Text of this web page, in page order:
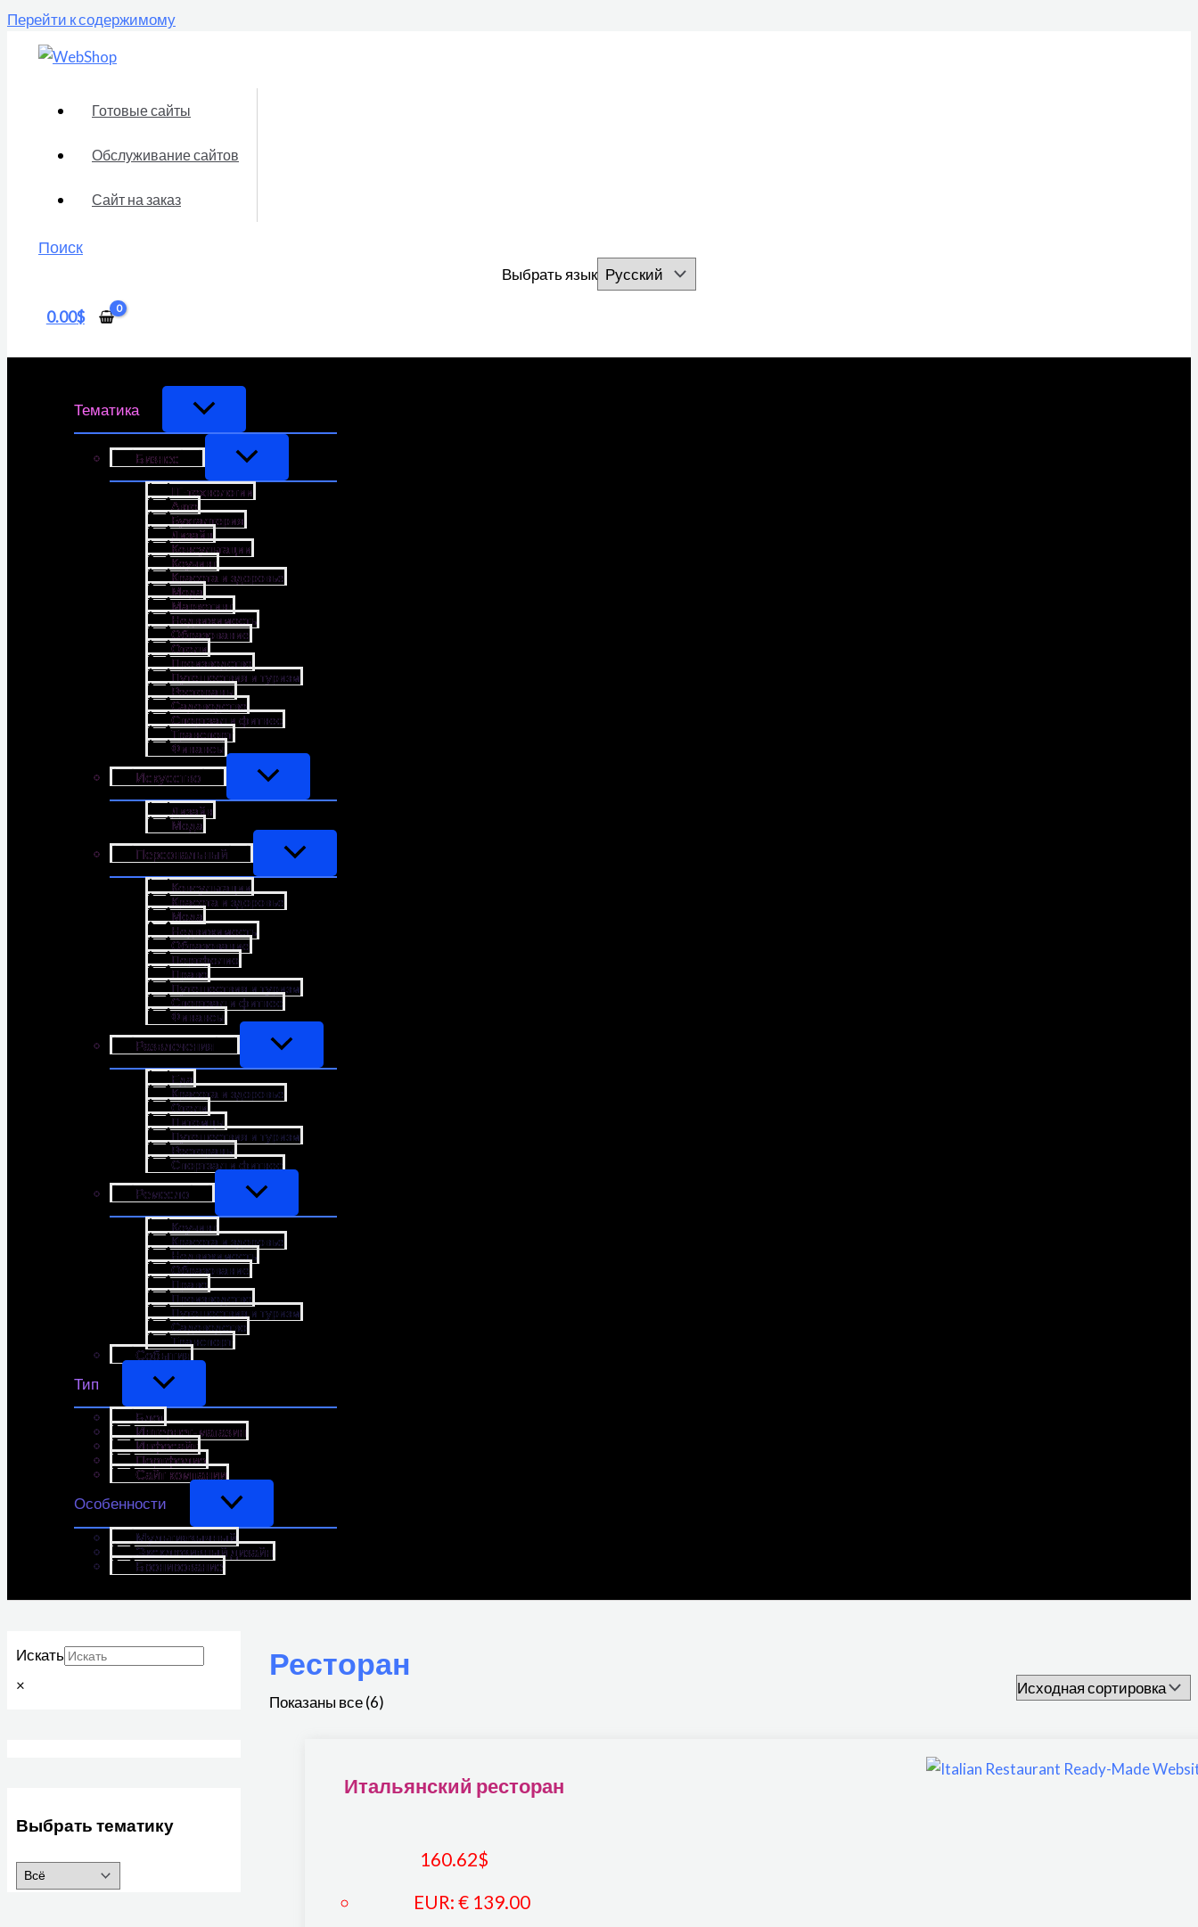
Перейти к содержимому
Готовые сайты
Обслуживание сайтов
Сайт на заказ
Поиск
Выбрать язык
0.00$
Тематика
Бизнес
IT-технологии
Авто
Бухгалтерия
Дизайн
Консультации
Коучинг
Красота и здоровье
Мода
Маркетинг
Недвижимость
Образование
Отели
Производство
Путешествия и туризм
Рестораны
Садоводство
Спортзал и фитнес
Транспорт
Финансы
Искусство
Дизайн
Мода
Персональный
Консультации
Красота и здоровье
Мода
Недвижимость
Образование
Портфолио
Право
Путешествия и туризм
Спортзал и фитнес
Финансы
Развлечения
Еда
Красота и здоровье
Отели
Питомцы
Путешествия и туризм
Рестораны
Спортзал и фитнес
Ремесло
Коучинг
Красота и здоровье
Недвижимость
Образование
Право
Производство
Путешествия и туризм
Садоводство
Транспорт
События
Тип
Блог
Интернет-магазин
Инфосайт
Портфолио
Сайт компании
Особенности
Мультиязычный
Эксклюзивный дизайн
Бронирование
Искать
×
Выбрать тематику
Ресторан
Показаны все (6)
Итальянский ресторан
160.62$
EUR:€ 139.00